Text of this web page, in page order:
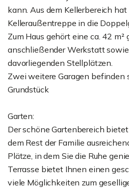
kann. Aus dem Kellerbereich
Kelleraußentreppe in die
Zum Haus gehört eine ca. 42
anschließender Werkstatt
davorliegenden Stellplätzen.
Zwei weitere Garagen befinden
Grundstück
Garten:
Der schöne Gartenbereich
dem Rest der Familie
Plätze, in dem Sie die Ruhe
Terrasse bietet Ihnen einen
viele Möglichkeiten zum